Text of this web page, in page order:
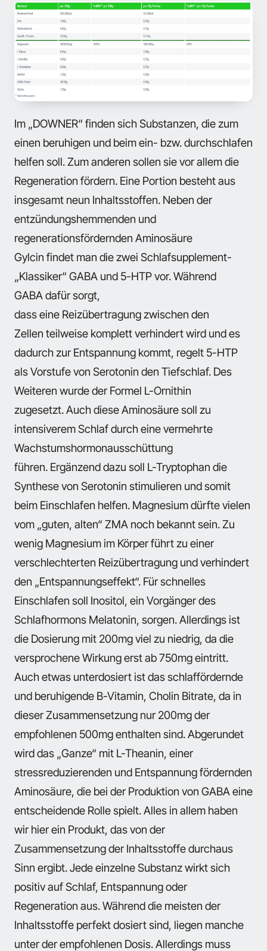
Im „DOWNER“ finden sich Substanzen, die zum
einen beruhigen und beim ein- bzw. durchschlafen
helfen soll. Zum anderen sollen sie vor allem die
Regeneration fördern. Eine Portion besteht aus
insgesamt neun Inhaltsstoffen. Neben der
entzündungshemmenden und
regenerationsfördernden Aminosäure
Gylcin findet man die zwei Schlafsupplement-
„Klassiker“ GABA und 5-HTP vor. Während
GABA dafür sorgt,
dass eine Reizübertragung zwischen den
Zellen teilweise komplett verhindert wird und es
dadurch zur Entspannung kommt, regelt 5-HTP
als Vorstufe von Serotonin den Tiefschlaf. Des
Weiteren wurde der Formel L-Ornithin
zugesetzt. Auch diese Aminosäure soll zu
intensiverem Schlaf durch eine vermehrte
Wachstumshormonausschüttung
führen. Ergänzend dazu soll L-Tryptophan die
Synthese von Serotonin stimulieren und somit
beim Einschlafen helfen. Magnesium dürfte vielen
vom „guten, alten“ ZMA noch bekannt sein. Zu
wenig Magnesium im Körper führt zu einer
verschlechterten Reizübertragung und verhindert
den „Entspannungseffekt“. Für schnelles
Einschlafen soll Inositol, ein Vorgänger des
Schlafhormons Melatonin, sorgen. Allerdings ist
die Dosierung mit 200mg viel zu niedrig, da die
versprochene Wirkung erst ab 750mg eintritt.
Auch etwas unterdosiert ist das schlaffördernde
und beruhigende B-Vitamin, Cholin Bitrate, da in
dieser Zusammensetzung nur 200mg der
empfohlenen 500mg enthalten sind. Abgerundet
wird das „Ganze“ mit L-Theanin, einer
stressreduzierenden und Entspannung fördernden
Aminosäure, die bei der Produktion von GABA eine
entscheidende Rolle spielt. Alles in allem haben
wir hier ein Produkt, das von der
Zusammensetzung der Inhaltsstoffe durchaus
Sinn ergibt. Jede einzelne Substanz wirkt sich
positiv auf Schlaf, Entspannung oder
Regeneration aus. Während die meisten der
Inhaltsstoffe perfekt dosiert sind, liegen manche
unter der empfohlenen Dosis. Allerdings muss